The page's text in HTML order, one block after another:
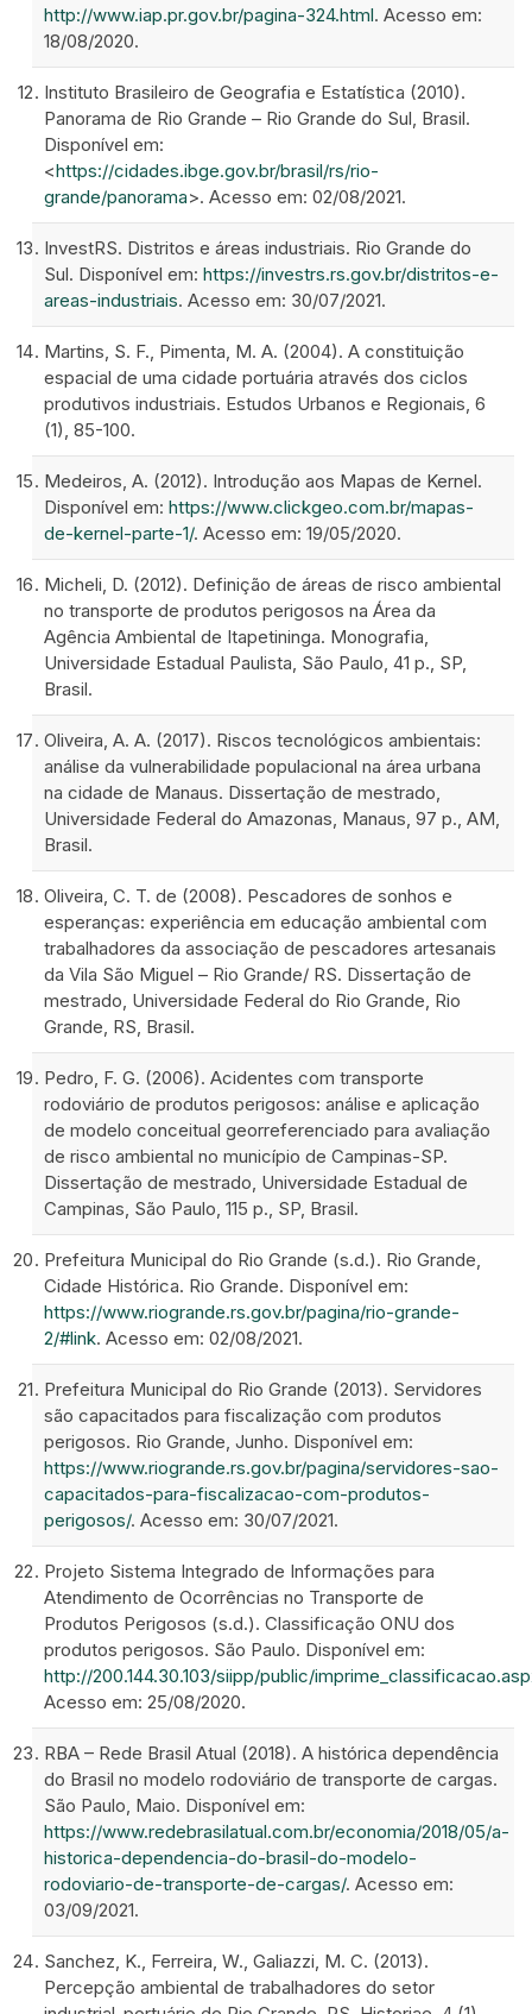
http://www.iap.pr.gov.br/pagina-324.html. Acesso em:
18/08/2020.
Instituto Brasileiro de Geografia e Estatística (2010).
Panorama de Rio Grande – Rio Grande do Sul, Brasil.
Disponível em:
<https://cidades.ibge.gov.br/brasil/rs/rio-
grande/panorama>. Acesso em: 02/08/2021.
InvestRS. Distritos e áreas industriais. Rio Grande do
Sul. Disponível em: https://investrs.rs.gov.br/distritos-e-
areas-industriais. Acesso em: 30/07/2021.
Martins, S. F., Pimenta, M. A. (2004). A constituição
espacial de uma cidade portuária através dos ciclos
produtivos industriais. Estudos Urbanos e Regionais, 6
(1), 85-100.
Medeiros, A. (2012). Introdução aos Mapas de Kernel.
Disponível em: https://www.clickgeo.com.br/mapas-
de-kernel-parte-1/. Acesso em: 19/05/2020.
Micheli, D. (2012). Definição de áreas de risco ambiental
no transporte de produtos perigosos na Área da
Agência Ambiental de Itapetininga. Monografia,
Universidade Estadual Paulista, São Paulo, 41 p., SP,
Brasil.
Oliveira, A. A. (2017). Riscos tecnológicos ambientais:
análise da vulnerabilidade populacional na área urbana
na cidade de Manaus. Dissertação de mestrado,
Universidade Federal do Amazonas, Manaus, 97 p., AM,
Brasil.
Oliveira, C. T. de (2008). Pescadores de sonhos e
esperanças: experiência em educação ambiental com
trabalhadores da associação de pescadores artesanais
da Vila São Miguel – Rio Grande/ RS. Dissertação de
mestrado, Universidade Federal do Rio Grande, Rio
Grande, RS, Brasil.
Pedro, F. G. (2006). Acidentes com transporte
rodoviário de produtos perigosos: análise e aplicação
de modelo conceitual georreferenciado para avaliação
de risco ambiental no município de Campinas-SP.
Dissertação de mestrado, Universidade Estadual de
Campinas, São Paulo, 115 p., SP, Brasil.
Prefeitura Municipal do Rio Grande (s.d.). Rio Grande,
Cidade Histórica. Rio Grande. Disponível em:
https://www.riogrande.rs.gov.br/pagina/rio-grande-
2/#link. Acesso em: 02/08/2021.
Prefeitura Municipal do Rio Grande (2013). Servidores
são capacitados para fiscalização com produtos
perigosos. Rio Grande, Junho. Disponível em:
https://www.riogrande.rs.gov.br/pagina/servidores-sao-
capacitados-para-fiscalizacao-com-produtos-
perigosos/. Acesso em: 30/07/2021.
Projeto Sistema Integrado de Informações para
Atendimento de Ocorrências no Transporte de
Produtos Perigosos (s.d.). Classificação ONU dos
produtos perigosos. São Paulo. Disponível em:
http://200.144.30.103/siipp/public/
Acesso em: 25/08/2020.
RBA – Rede Brasil Atual (2018). A histórica dependência
do Brasil no modelo rodoviário de transporte de cargas.
São Paulo, Maio. Disponível em:
https://www.redebrasilatual.com.br/economia/2018/05/a-
historica-dependencia-do-brasil-do-modelo-
rodoviario-de-transporte-de-cargas/. Acesso em:
03/09/2021.
Sanchez, K., Ferreira, W., Galiazzi, M. C. (2013).
Percepção ambiental de trabalhadores do setor